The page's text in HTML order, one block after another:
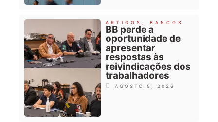
ARTIGOS BANCOS
BB perde a
oportunidade de
apresentar
respostas às
reivindicações dos
trabalhadores
AGOSTO 5, 2026